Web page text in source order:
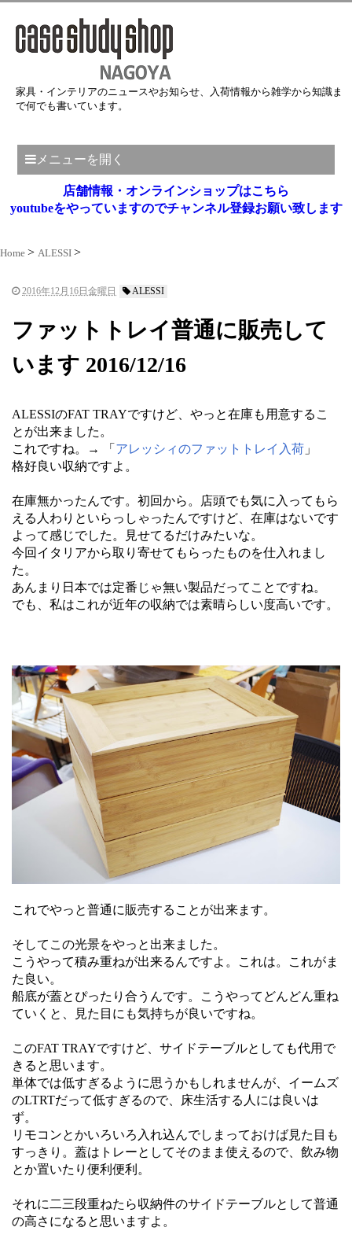
家具・インテリアのニュースやお知らせ、入荷情報から雑学から知識ま
で何でも書いています。
メニューを開く
店舗情報・オンラインショップはこちら
youtubeをやっていますのでチャンネル登録お願い致します
Home ALESSI
2016年12月16日金曜日 ALESSI
ファットトレイ普通に販売して
います 2016/12/16
ALESSIのFAT TRAYですけど、やっと在庫も用意するこ
とが出来ました。
これですね。→ 「 アレッシィのファットトレイ入荷 」
格好良い収納ですよ。
在庫無かったんです。初回から。店頭でも気に入ってもら
える人わりといらっしゃったんですけど、在庫はないです
よって感じでした。見せてるだけみたいな。
今回イタリアから取り寄せてもらったものを仕入れまし
た。
あんまり日本では定番じゃ無い製品だってことですね。
でも、私はこれが近年の収納では素晴らしい度高いです。
これでやっと普通に販売することが出来ます。
そしてこの光景をやっと出来ました。
こうやって積み重ねが出来るんですよ。これは。これがま
た良い。
船底が蓋とぴったり合うんです。こうやってどんどん重ね
ていくと、見た目にも気持ちが良いですね。
このFAT TRAYですけど、サイドテーブルとしても代用で
きると思います。
単体では低すぎるように思うかもしれませんが、イームズ
のLTRTだって低すぎるので、床生活する人には良いは
ず。
リモコンとかいろいろ入れ込んでしまっておけば見た目も
すっきり。蓋はトレーとしてそのまま使えるので、飲み物
とか置いたり便利便利。
それに二三段重ねたら収納件のサイドテーブルとして普通
の高さになると思いますよ。